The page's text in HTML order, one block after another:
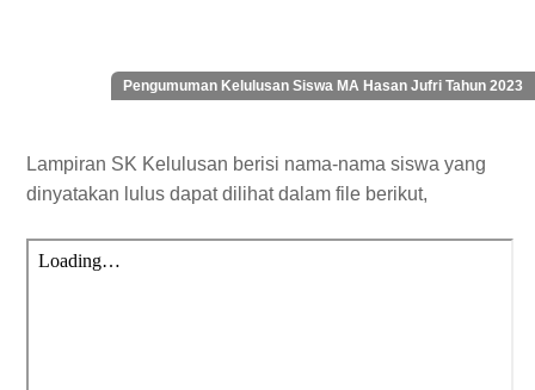
Pengumuman Kelulusan Siswa MA Hasan Jufri Tahun 2023
Lampiran SK Kelulusan berisi nama-nama siswa yang
dinyatakan lulus dapat dilihat dalam file berikut,